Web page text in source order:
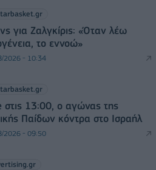
για Ζαλγκίρις: «Όταν λέω
το εννοώ»
2026 - 10:34
στις 13:00, ο αγώνας της
Παίδων κόντρα στο Ισραήλ
2026 - 09:50